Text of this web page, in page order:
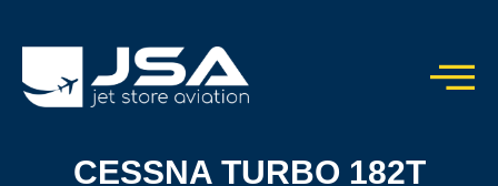
CESSNA TURBO 182T